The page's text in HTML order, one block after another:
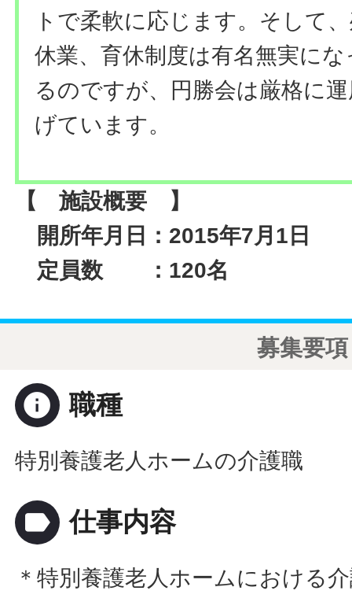
トで柔軟に応じます。そして
休業、育休制度は有名無実に
るのですが、円勝会は厳格に
げています。
【 施設概要 】
開所年月日：2015年7月1日
定員数 ：120名
募集要項
info 職種
特別養護老人ホームの介護職
label 仕事内容
＊特別養護老人ホームにおける